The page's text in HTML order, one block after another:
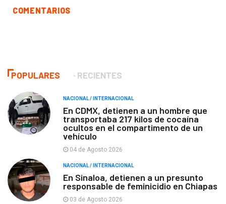
COMENTARIOS
POPULARES RECIENTES
NACIONAL / INTERNACIONAL
En CDMX, detienen a un hombre que
transportaba 217 kilos de cocaína
ocultos en el compartimento de un
vehículo
04 de Agosto 2026
NACIONAL / INTERNACIONAL
En Sinaloa, detienen a un presunto
responsable de feminicidio en Chiapas
03 de Agosto 2026